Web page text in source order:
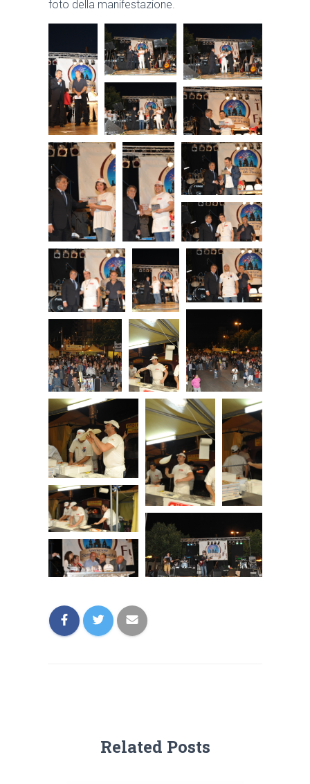
foto della manifestazione.
Related Posts